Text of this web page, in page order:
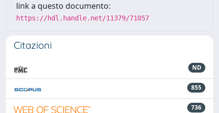
link a questo documento:
https://hdl.handle.net/11379/71057
Citazioni
ND
855
736